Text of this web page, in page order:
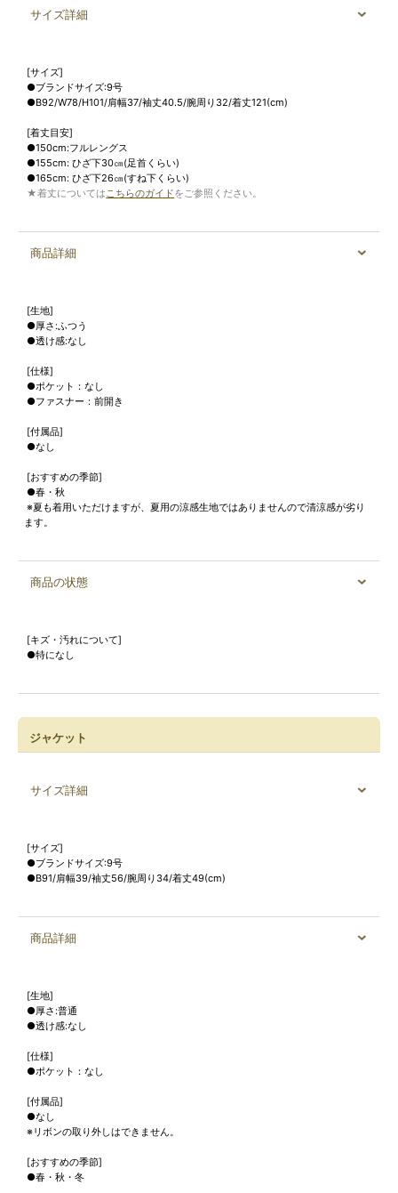
サイズ詳細
[サイズ]
●ブランドサイズ:9号
●B92/W78/H101/肩幅37/袖丈40.5/腕周り32/着丈121(cm)
[着丈目安]
●150cm:フルレングス
●155cm: ひざ下30㎝(足首くらい)
●165cm: ひざ下26㎝(すね下くらい)
★着丈についてはこちらのガイドをご参照ください。
商品詳細
[生地]
●厚さ:ふつう
●透け感:なし
[仕様]
●ポケット：なし
●ファスナー：前開き
[付属品]
●なし
[おすすめの季節]
●春・秋
※夏も着用いただけますが、夏用の涼感生地ではありませんので清涼感が劣り
ます。
商品の状態
[キズ・汚れについて]
●特になし
ジャケット
サイズ詳細
[サイズ]
●ブランドサイズ:9号
●B91/肩幅39/袖丈56/腕周り34/着丈49(cm)
商品詳細
[生地]
●厚さ:普通
●透け感:なし
[仕様]
●ポケット：なし
[付属品]
●なし
※リボンの取り外しはできません。
[おすすめの季節]
●春・秋・冬